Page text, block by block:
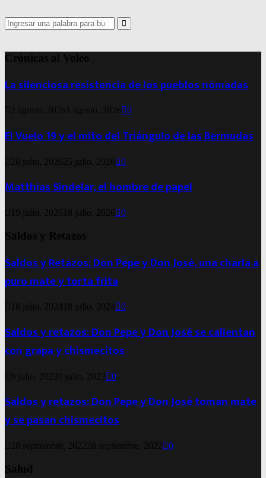
Search
for:
Search
Crónicas al Voleo
La silenciosa resistencia de los pueblos nómadas
2 agosto, 2026 1 agosto, 2026 0
El Vuelo 19 y el mito del Triángulo de las Bermudas
26 julio, 2026 25 julio, 2026 0
Matthias Sindelar, el hombre de papel
19 julio, 2026 18 julio, 2026 0
Saldos y Retazos
Saldos y Retazos: Don Pepe y Don José, una charla a
puro mate y torta frita
18 julio, 2024 18 julio, 2024 0
Saldos y retazos: Don Pepe y Don José se calientan
con grapa y chismecitos
9 julio, 20239 julio, 2023 0
Saldos y retazos: Don Pepe y Don José toman mate
y se pasan chismecitos
28 septiembre, 2022 28 septiembre, 2022 0
Salud